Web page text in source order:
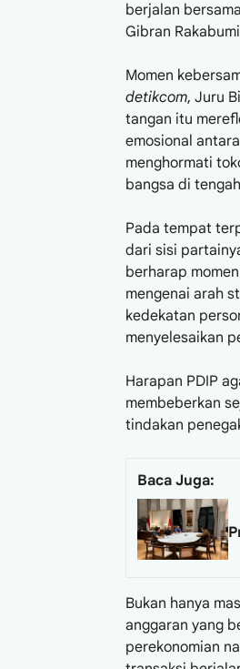
berjalan
Gibran
Momen
detikcom, Juru
tangan itu
emosional
menghormati
bangsa di
Pada tempat
dari sisi
berharap
mengenai arah
kedekatan
menyelesaikan
Harapan PDIP
membeberkan
tindakan
Baca Juga:
Bukan hanya
anggaran yang
perekonomian